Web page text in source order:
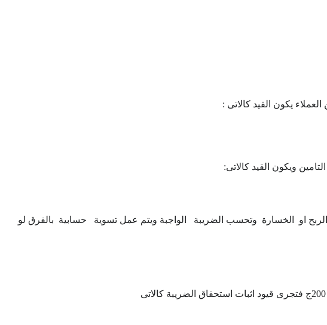
يكون القيد كالاتى :
ويكون القيد كالاتى:
الربح او الخسارة وتحسب الضريبة الواجبة ويتم عمل تسوية حسابية بالفرق لو